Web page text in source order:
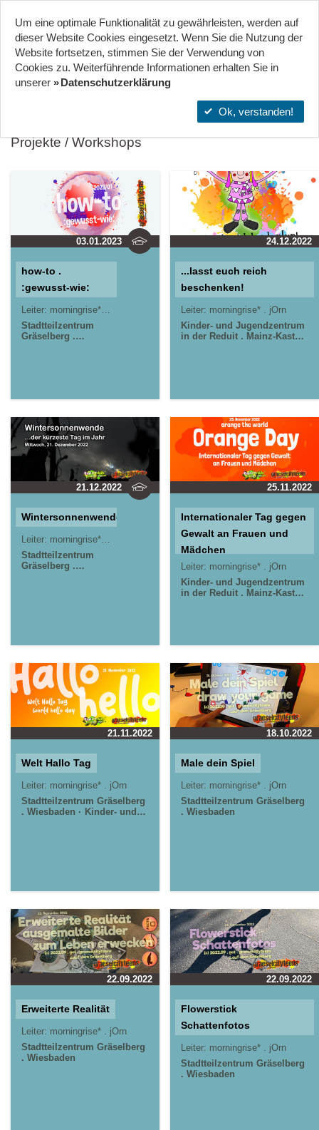
Start Projekte Orte
STADTTEILZENTRUM GRÄSELBERG . WIESBADEN
Projekte / Workshops
03.01.2023
how-to .
:gewusst-wie:
Leiter: morningrise* . jOrn
Stadtteilzentrum
Gräselberg .
24.12.2022
...lasst euch reich
beschenken!
Leiter: morningrise* . jOrn
Kinder- und Jugendzentrum
in der Reduit . Mainz-Kastel .
21.12.2022
Wintersonnenwende
Leiter: morningrise* . jOrn
Stadtteilzentrum
Gräselberg .
25.11.2022
Internationaler Tag gegen
Gewalt an Frauen und
Mädchen
Leiter: morningrise* . jOrn
Kinder- und Jugendzentrum
in der Reduit . Mainz-Kastel .
21.11.2022
Welt Hallo Tag
Leiter: morningrise* . jOrn
Stadtteilzentrum Gräselberg
. Wiesbaden
Kinder- und
18.10.2022
Male dein Spiel
Leiter: morningrise* . jOrn
Stadtteilzentrum Gräselberg
. Wiesbaden
22.09.2022
Erweiterte Realität
Leiter: morningrise* . jOrn
Stadtteilzentrum Gräselberg
. Wiesbaden
22.09.2022
Flowerstick
Schattenfotos
Leiter: morningrise* . jOrn
Stadtteilzentrum Gräselberg
. Wiesbaden
Um eine optimale Funktionalität zu gewährleisten, werden auf
dieser Website Cookies eingesetzt. Wenn Sie die Nutzung der
Website fort­setzen, stimmen Sie der Verwendung von
Cookies zu. Weiterführende Informationen erhalten Sie in
unserer
Datenschutzerklärung
Ok, verstanden!